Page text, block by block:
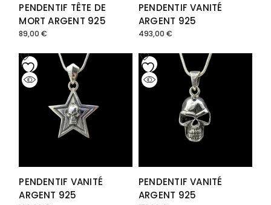
PENDENTIF TÊTE DE
MORT ARGENT 925
89,00€
PENDENTIF VANITÉ
ARGENT 925
493,00 €
PENDENTIF VANITÉ
ARGENT 925
PENDENTIF VANITÉ
ARGENT 925